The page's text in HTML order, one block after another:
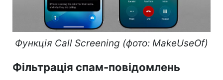
Функція Call Screening (фото: MakeUseOf)
Фільтрація спам-повідомлень